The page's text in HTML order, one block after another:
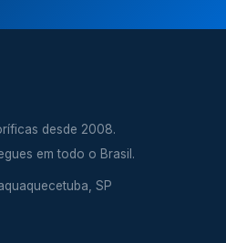
desde 2008.
em todo o Brasil.
SP